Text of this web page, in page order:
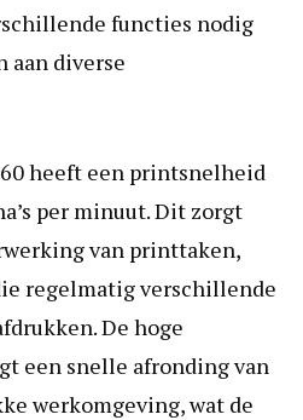
functies nodig
aan diverse
heeft een printsnelheid
per minuut. Dit zorgt
van printtaken,
regelmatig verschillende
De hoge
een snelle afronding van
werkomgeving, wat de